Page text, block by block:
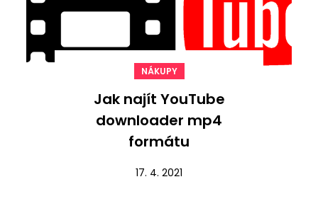
NÁKUPY
Jak najít YouTube
downloader mp4
formátu
17. 4. 2021